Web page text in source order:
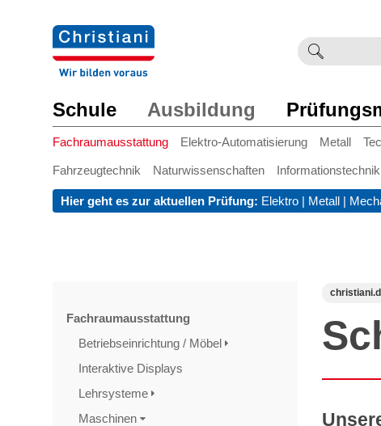
eingeben
Schule Ausbildung
Fachraumausstattung Elektro-Automatisierung Metall
Fahrzeugtechnik Naturwissenschaften Informationstechnik
Hier geht es zur aktuellen Prüfung: Elektro | Metall |
Fachraumausstattung
Betriebseinrichtung / Möbel
Interaktive Displays
Lehrsysteme
Maschinen